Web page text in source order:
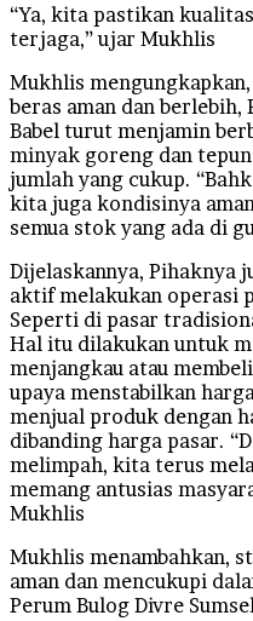
“Ya, kita pastikan
terjaga,” ujar Mukhlis
Mukhlis
beras aman dan berlebih,
Babel turut menjamin
minyak goreng dan
jumlah yang cukup.
kita juga kondisinya
semua stok yang ada di
Dijelaskannya, Pihaknya
aktif melakukan operasi
Seperti di pasar
Hal itu dilakukan untuk
menjangkau atau
upaya menstabilkan
menjual produk dengan
dibanding harga pasar.
melimpah, kita terus
memang antusias
Mukhlis
Mukhlis menambahkan,
aman dan mencukupi
Perum Bulog Divre